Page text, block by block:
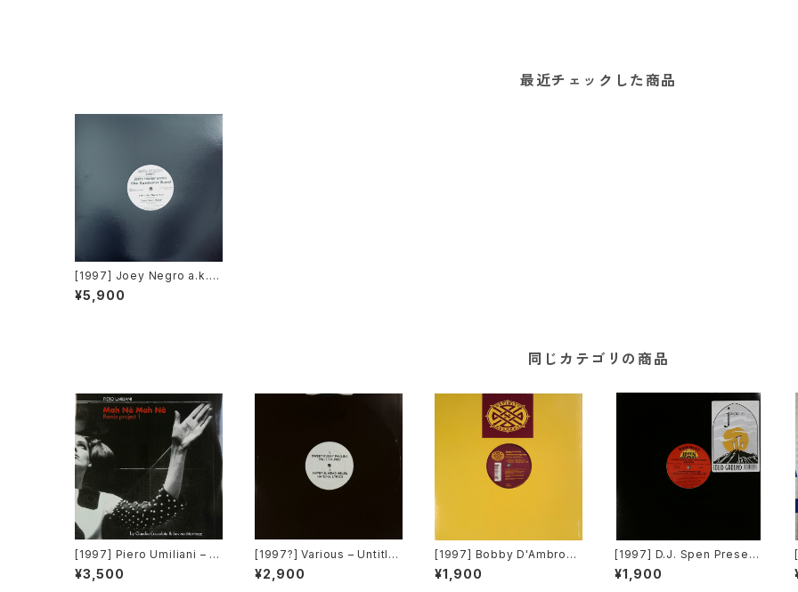
最近チェックした商品
[1997] Joey Negro a.k.a.
Dave Lee – Joey’s Phunk
y Works [Border Breaker
¥5,900
同じカテゴリの商品
[1997] Piero Umiliani – M
ah Nà Mah Nà (Remix Pro
ject 1) [Easy Tempo]
¥3,500
[1997?] Various – Untitle
d (The Braxtons) – BRAX
01) [Not On Label][PROM
¥2,900
[1997] Bobby D'Ambrosi
o Featuring Michelle We
eks – Moment Of My Lif
¥1,900
[1997] D.J. Spen Present
s Jasper Street Compan
y – Solid Ground [Basem
¥1,900